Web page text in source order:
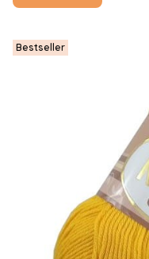
Bestseller